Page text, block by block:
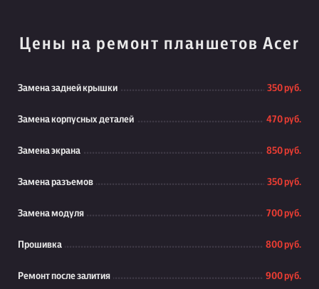
Цены на ремонт планшетов Acer
Замена задней крышки 350 руб.
Замена корпусных деталей 470 руб.
Замена экрана 850 руб.
Замена разъемов 350 руб.
Замена модуля 700 руб.
Прошивка 800 руб.
Ремонт после залития 900 руб.